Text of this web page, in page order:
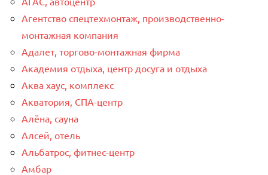
Агентство спецтехмонтаж, производственно-
монтажная компания
Адалет, торгово-монтажная фирма
Академия отдыха, центр досуга и отдыха
Аква хаус, комплекс
Акватория, СПА-центр
Алёна, сауна
Алсей, отель
Альбатрос, фитнес-центр
Амбар